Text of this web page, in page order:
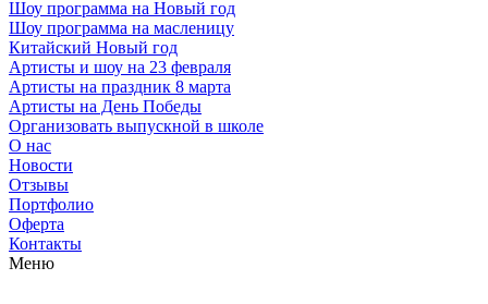
Шоу программа на Новый год
Шоу программа на масленицу
Китайский Новый год
Артисты и шоу на 23 февраля
Артисты на праздник 8 марта
Артисты на День Победы
Организовать выпускной в школе
О нас
Новости
Отзывы
Портфолио
Оферта
Контакты
Меню